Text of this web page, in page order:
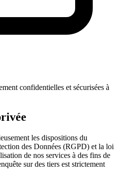
confidentielles et sécurisées à
les dispositions du
des Données (RGPD) et la loi
de nos services à des fins de
sur des tiers est strictement